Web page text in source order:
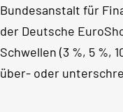
Bundesanstalt für
der Deutsche
Schwellen (3 %, 5 %,
über- oder